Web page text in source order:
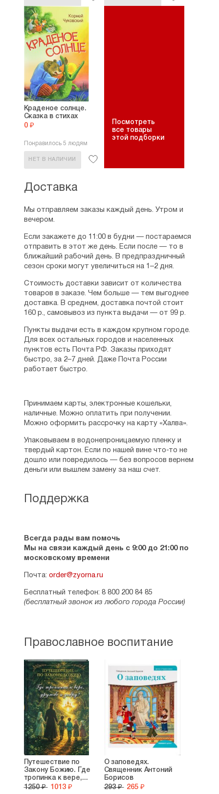
Краденое солнце.
Сказка в стихах
0 ₽
Понравилось 5 людям
НЕТ В НАЛИЧИИ
Посмотреть
все товары
этой подборки
Поддержка
Всегда рады вам помочь
Мы на связи каждый день с 9:00 до 21:00 по
московскому времени
Почта: order@zyorna.ru
Бесплатный телефон: 8 800 200 84 85
(бесплатный звонок из любого города России)
Доставка
Мы отправляем заказы каждый день. Утром и
вечером.
Если закажете до 11:00 в будни — постараемся
отправить в этот же день. Если после — то в
ближайший рабочий день. В предпраздничный
сезон сроки могут увеличиться на 1–2 дня.
Стоимость доставки зависит от количества
товаров в заказе. Чем больше — тем выгоднее
доставка. В среднем, доставка почтой стоит
160 р., самовывоз из пункта выдачи — от 99 р.
Пункты выдачи есть в каждом крупном городе.
Для всех остальных городов и населенных
пунктов есть Почта РФ. Заказы приходят
быстро, за 2–7 дней. Даже Почта России
работает быстро.
Принимаем карты, электронные кошельки,
наличные. Можно оплатить при получении.
Можно оформить рассрочку на карту «Халва».
Упаковываем в водонепроницаемую пленку и
твердый картон. Если по нашей вине что-то не
дошло или повредилось — без вопросов вернем
деньги или вышлем замену за наш счет.
Православное воспитание
Путешествие по
Закону Божию. Где
тропинка к вере,...
1250 ₽ 1013 ₽
О заповедях.
Священник Антоний
Борисов
293 ₽ 265 ₽